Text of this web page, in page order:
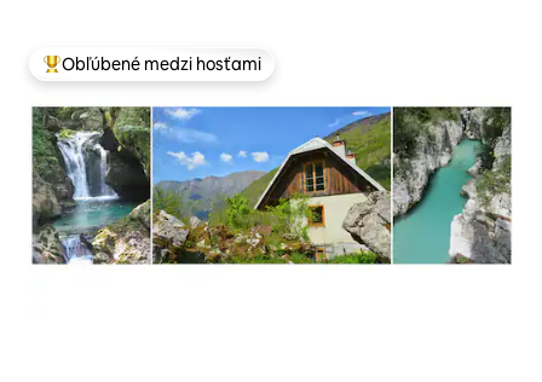
Najobľúbenejšie medzi hosťami
Obľúbené medzi hosťami